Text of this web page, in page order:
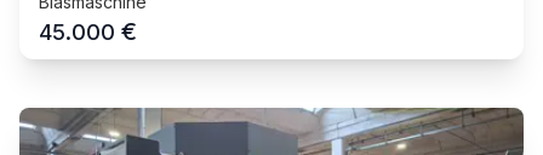
45.000 €